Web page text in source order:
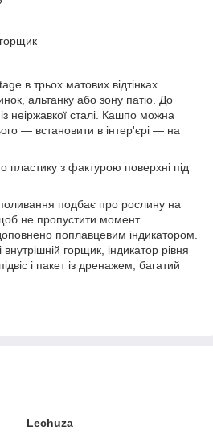
в трьох матових відтінках
альтанку або зону патіо. До
неіржавкої сталі. Кашпо можна
— встановити в інтер'єрі — на
пластику з фактурою поверхні під
подбає про рослину на
не пропустити момент
поплавцевим індикатором.
горщик, індикатор рівня
і пакет із дренажем, багатий
Lechuza